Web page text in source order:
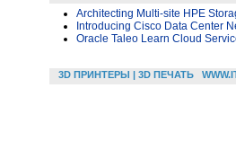
Architecting Multi-site HPE
Introducing Cisco Data Center
Oracle Taleo Learn Cloud
3D ПРИНТЕРЫ | 3D ПЕЧАТЬ